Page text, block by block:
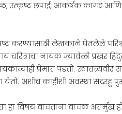
उत्कृष्ट छपाई, आकर्षक कागद आणि
करण्यासाठी लेखकाने घेतलेले
चरित्राचा नायक ज्यावेळी प्रखर
प्रेमात पडतो. स्वातंत्र्यवीर
येतो. अशीच काहीशी अवस्था सदरहू
हा विषय वाचताना वाचक अंतर्मुख